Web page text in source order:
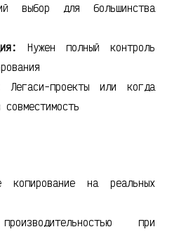
выбор для большинства
Нужен полный контроль
Легаси-проекты или когда
копирование на реальных
при